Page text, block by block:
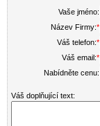
Vaše jméno:
Název Firmy:*
Váš telefon:*
Váš email:*
Nabídněte cenu:
Váš doplňující text: